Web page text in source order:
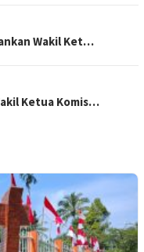
Wakil Ket…
Ketua Komis…